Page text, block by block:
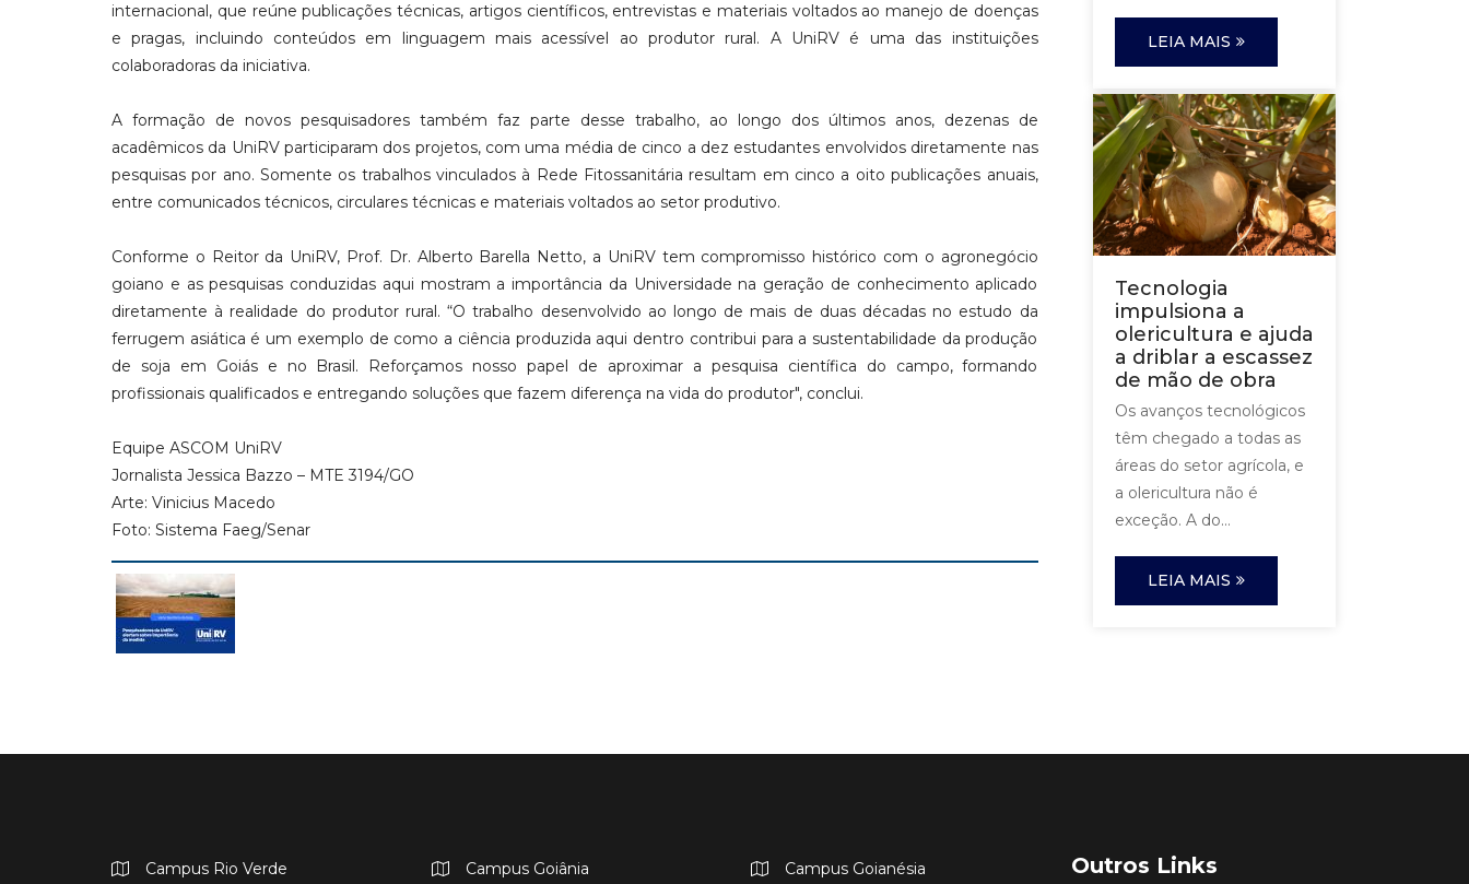
internacional, que reúne publicações técnicas, artigos científicos, entrevistas e materiais voltados ao manejo de doenças
e pragas, incluindo conteúdos em linguagem mais acessível ao produtor rural. A UniRV é uma das instituições
colaboradoras da iniciativa.
A formação de novos pesquisadores também faz parte desse trabalho, ao longo dos últimos anos, dezenas de
acadêmicos da UniRV participaram dos projetos, com uma média de cinco a dez estudantes envolvidos diretamente nas
pesquisas por ano. Somente os trabalhos vinculados à Rede Fitossanitária resultam em cinco a oito publicações anuais,
entre comunicados técnicos, circulares técnicas e materiais voltados ao setor produtivo.
Conforme o Reitor da UniRV, Prof. Dr. Alberto Barella Netto, a UniRV tem compromisso histórico com o agronegócio
goiano e as pesquisas conduzidas aqui mostram a importância da Universidade na geração de conhecimento aplicado
diretamente à realidade do produtor rural. “O trabalho desenvolvido ao longo de mais de duas décadas no estudo da
ferrugem asiática é um exemplo de como a ciência produzida aqui dentro contribui para a sustentabilidade da produção
de soja em Goiás e no Brasil. Reforçamos nosso papel de aproximar a pesquisa científica do campo, formando
profissionais qualificados e entregando soluções que fazem diferença na vida do produtor", conclui.
Equipe ASCOM UniRV
Jornalista Jessica Bazzo – MTE 3194/GO
Arte: Vinicius Macedo
Foto: Sistema Faeg/Senar
LEIA MAIS
Tecnologia
impulsiona a
olericultura e ajuda
a driblar a escassez
de mão de obra
Os avanços tecnológicos
têm chegado a todas as
áreas do setor agrícola, e
a olericultura não é
exceção. A do...
LEIA MAIS
Campus Rio Verde Campus Goiânia Campus Goianésia Outros Links